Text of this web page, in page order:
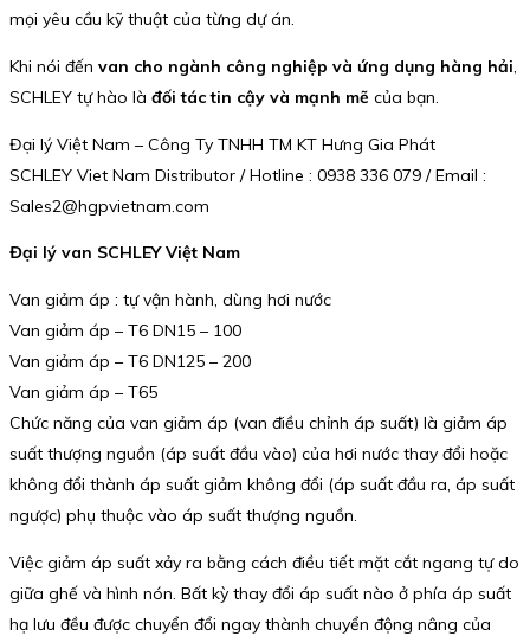
mọi yêu cầu kỹ thuật của từng dự án.
Khi nói đến van cho ngành công nghiệp và ứng dụng hàng hải
SCHLEY tự hào là đối tác tin cậy và mạnh mẽ của bạn.
Đại lý Việt Nam – Công Ty TNHH TM KT Hưng Gia Phát
SCHLEY Viet Nam Distributor / Hotline : 0938 336 079 / Email :
Sales2@hgpvietnam.com
Đại lý van SCHLEY Việt Nam
Van giảm áp : tự vận hành, dùng hơi nước
Van giảm áp – T6 DN15 – 100
Van giảm áp – T6 DN125 – 200
Van giảm áp – T65
Chức năng của van giảm áp (van điều chỉnh áp suất) là giảm áp
suất thượng nguồn (áp suất đầu vào) của hơi nước thay đổi hoặc
không đổi thành áp suất giảm không đổi (áp suất đầu ra, áp suất
ngược) phụ thuộc vào áp suất thượng nguồn.
Việc giảm áp suất xảy ra bằng cách điều tiết mặt cắt ngang tự do
giữa ghế và hình nón. Bất kỳ thay đổi áp suất nào ở phía áp suất
hạ lưu đều được chuyển đổi ngay thành chuyển động nâng của